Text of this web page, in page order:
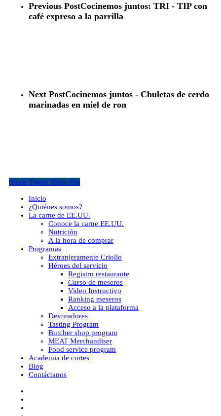
Previous PostCocinemos juntos: TRI - TIP con
café expreso a la parrilla
Next PostCocinemos juntos - Chuletas de cerdo
marinadas en miel de ron
Share Tweet Share Pin
Close
Menu
Inicio
¿Quiénes somos?
La carne de EE.UU.
Conoce la carne EE.UU.
Nutrición
A la hora de comprar
Programas
Extranjeramente Criollo
Héroes del servicio
Registro restaurante
Curso de meseros
Video Instructivo
Ranking meseros
Acceso a la plataforma
Devoradores
Tasting Program
Butcher shop program
MEAT Merchandiser
Food service program
Academia de cortes
Blog
Contáctanos